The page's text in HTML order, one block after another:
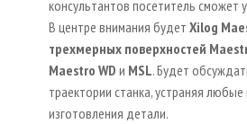
консультантов посетитель сможет
В центре внимания будет Xilog
трехмерных поверхностей
Maestro WD и MSL. Будет
траектории станка, устраняя
изготовления детали.